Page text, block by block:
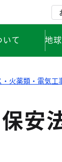
いて 地
・火薬類・電気工
安